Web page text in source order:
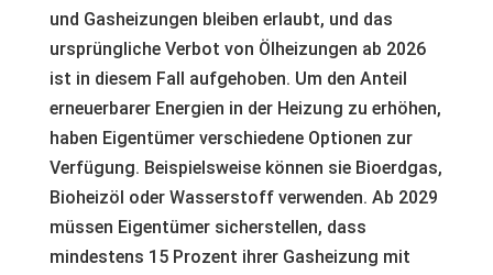
und Gasheizungen bleiben erlaubt, und das
ursprüngliche Verbot von Ölheizungen ab 2026
ist in diesem Fall aufgehoben. Um den Anteil
erneuerbarer Energien in der Heizung zu erhöhen,
haben Eigentümer verschiedene Optionen zur
Verfügung. Beispielsweise können sie Bioerdgas,
Bioheizöl oder Wasserstoff verwenden. Ab 2029
müssen Eigentümer sicherstellen, dass
mindestens 15 Prozent ihrer Gasheizung mit